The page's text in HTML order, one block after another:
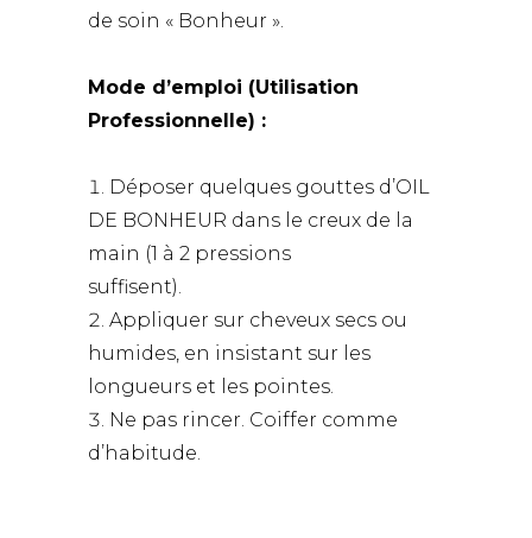
de soin « Bonheur ».
Mode d’emploi (Utilisation
Professionnelle) :
Déposer quelques gouttes d’OIL
DE BONHEUR dans le creux de la
main (1 à 2 pressions
suffisent).
Appliquer sur cheveux secs ou
humides, en insistant sur les
longueurs et les pointes.
Ne pas rincer. Coiffer comme
d’habitude.